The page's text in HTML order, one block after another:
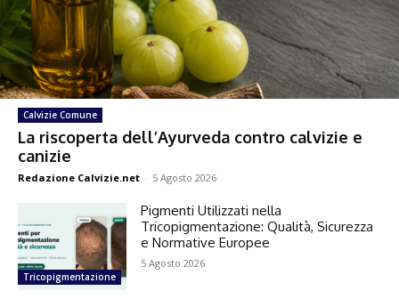
Calvizie Comune
La riscoperta dell’Ayurveda contro calvizie e
canizie
Redazione Calvizie.net - 5 Agosto 2026
Tricopigmentazione
Pigmenti Utilizzati nella
Tricopigmentazione: Qualità, Sicurezza
e Normative Europee
5 Agosto 2026